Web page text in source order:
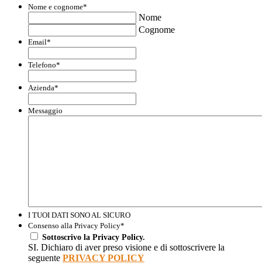
Nome e cognome*
Nome
Cognome
Email*
Telefono*
Azienda*
Messaggio
I TUOI DATI SONO AL SICURO
Consenso alla Privacy Policy*
Sottoscrivo la Privacy Policy.
SI. Dichiaro di aver preso visione e di sottoscrivere la
seguente PRIVACY POLICY